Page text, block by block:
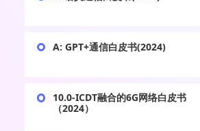
A: GPT+通信白皮书(2024)
10.0-ICDT融合的6G网络白皮书
（2024）